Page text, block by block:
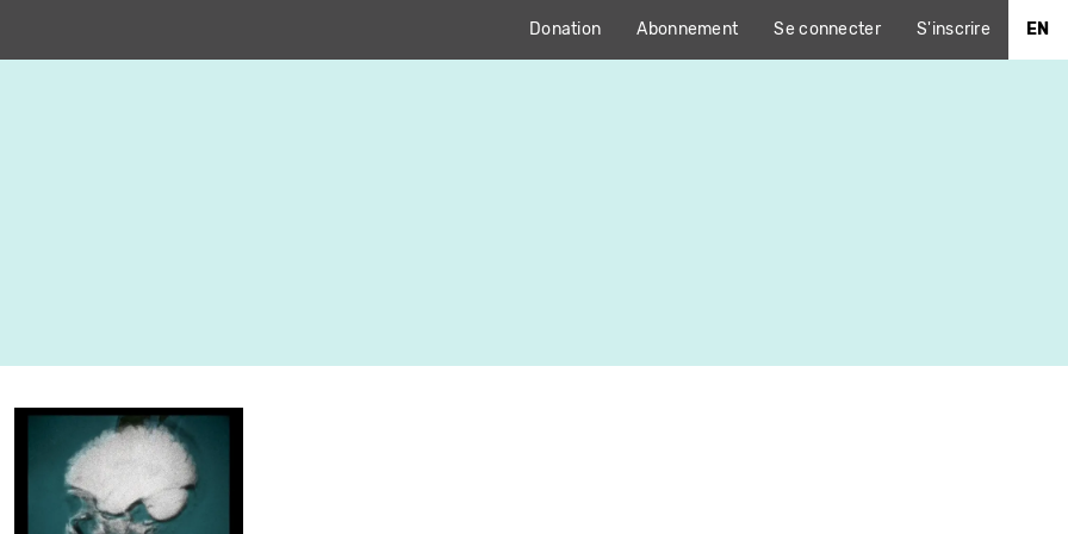
Donation Abonnement Se connecter S'inscrire EN